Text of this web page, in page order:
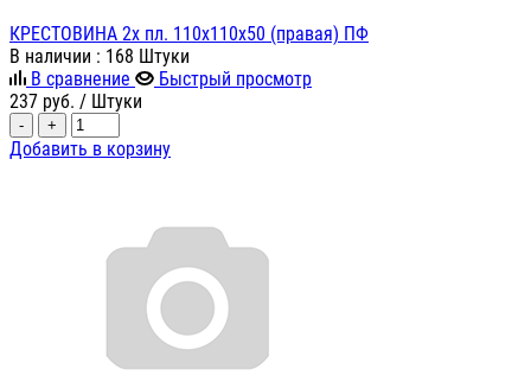
КРЕСТОВИНА 2х пл. 110х110х50 (правая) ПФ
В наличии : 168 Штуки
В сравнение
Быстрый просмотр
237 руб. / Штуки
- +
Добавить в корзину